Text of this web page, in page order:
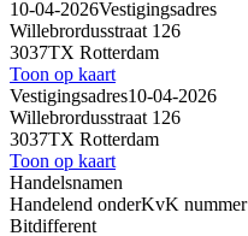
10-04-2026Vestigingsadres
Willebrordusstraat 126
3037TX Rotterdam
Toon op kaart
Vestigingsadres10-04-2026
Willebrordusstraat 126
3037TX Rotterdam
Toon op kaart
Handelsnamen
Handelend onderKvK nummer
Bitdifferent